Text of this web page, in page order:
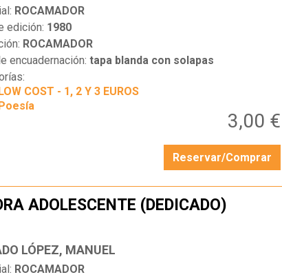
ROCAMADOR
edición: 1980
ROCAMADOR
encuadernación:tapa blanda con solapas
LOW COST - 1, 2 Y 3 EUROS
Poesía
3,00 €
Reservar/Comprar
ADOLESCENTE (DEDICADO)
LÓPEZ, MANUEL
ROCAMADOR